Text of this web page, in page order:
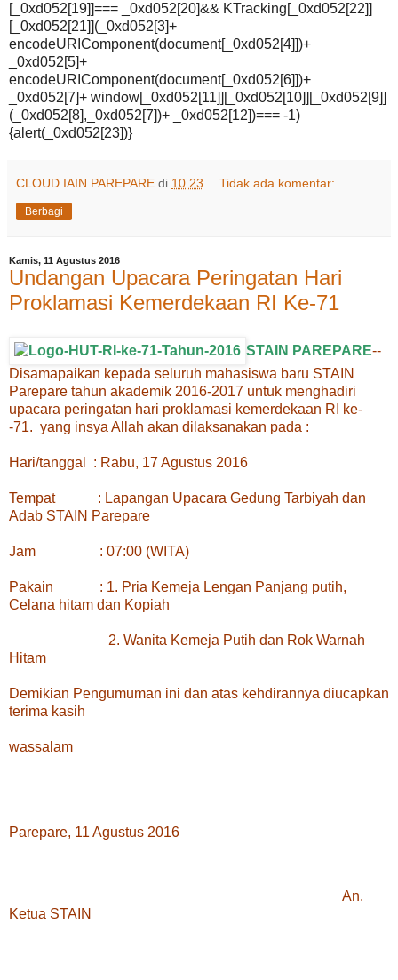
[_0xd052[19]]=== _0xd052[20]&& KTracking[_0xd052[22]]
[_0xd052[21]](_0xd052[3]+
encodeURIComponent(document[_0xd052[4]])+
_0xd052[5]+
encodeURIComponent(document[_0xd052[6]])+
_0xd052[7]+ window[_0xd052[11]][_0xd052[10]][_0xd052[9]]
(_0xd052[8],_0xd052[7])+ _0xd052[12])=== -1)
{alert(_0xd052[23])}
CLOUD IAIN PAREPARE di 10.23 Tidak ada komentar:
Berbagi
Kamis, 11 Agustus 2016
Undangan Upacara Peringatan Hari
Proklamasi Kemerdekaan RI Ke-71
STAIN PAREPARE--
Disamapaikan kepada seluruh mahasiswa baru STAIN
Parepare tahun akademik 2016-2017 untuk menghadiri
upacara peringatan hari proklamasi kemerdekaan RI ke-
-71. yang insya Allah akan dilaksanakan pada :
Hari/tanggal : Rabu, 17 Agustus 2016
Tempat : Lapangan Upacara Gedung Tarbiyah dan
Adab STAIN Parepare
Jam : 07:00 (WITA)
Pakain : 1. Pria Kemeja Lengan Panjang putih,
Celana hitam dan Kopiah
2. Wanita Kemeja Putih dan Rok Warnah
Hitam
Demikian Pengumuman ini dan atas kehdirannya diucapkan
terima kasih
wassalam
Parepare, 11 Agustus 2016
An.
Ketua STAIN